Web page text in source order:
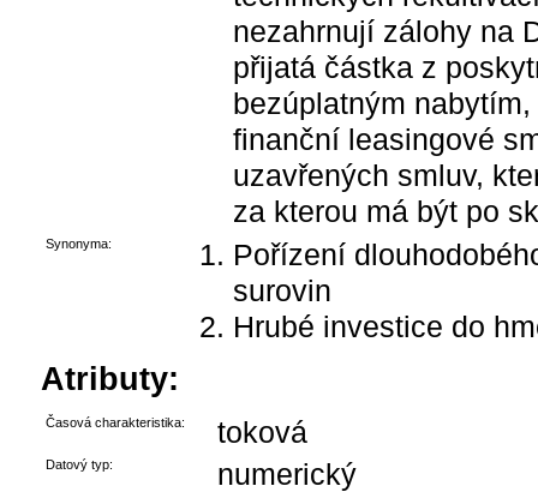
nezahrnují zálohy na
přijatá částka z
bezúplatným
finanční leasingové
uzavřených smluv,
za kterou má být po
Synonyma:
Pořízení
surovin
Hrubé investice do
Atributy:
Časová charakteristika: toková
Datový typ: numerický